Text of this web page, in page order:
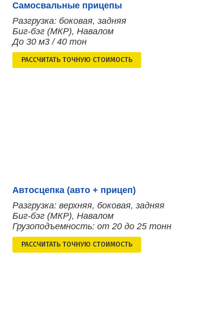
Самосвальные прицепы
Разгрузка: боковая, задняя
Биг-бэг (МКР), Навалом
До 30 м3 / 40 тон
РАСCЧИТАТЬ ТОЧНУЮ СТОИМОСТЬ
Автосцепка (авто + прицеп)
Разгрузка: верхняя, боковая, задняя
Биг-бэг (МКР), Навалом
Грузоподъемность: от 20 до 25 тонн
РАСCЧИТАТЬ ТОЧНУЮ СТОИМОСТЬ